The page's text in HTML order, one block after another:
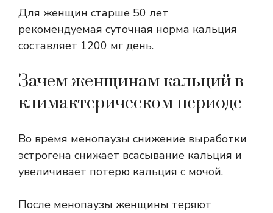
Для женщин старше 50 лет
рекомендуемая суточная норма кальция
составляет 1200 мг день.
Зачем женщинам кальций в
климактерическом периоде
Во время менопаузы снижение выработки
эстрогена снижает всасывание кальция и
увеличивает потерю кальция с мочой.
После менопаузы женщины теряют